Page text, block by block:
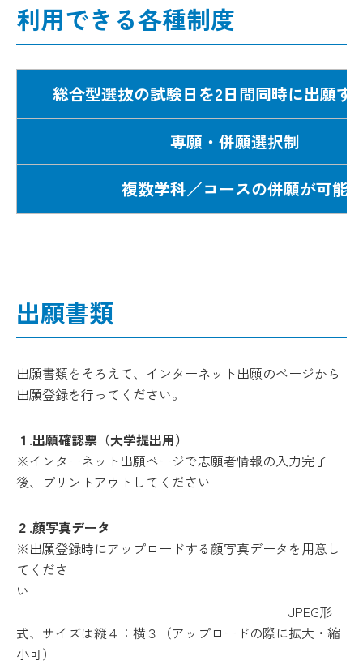
利用できる各種制度
総合型選抜の試験日を2日間同時に出願す
専願・併願選択制
複数学科／コースの併願が可能
出願書類
出願書類をそろえて、インターネット出願のページから
出願登録を行ってください。
１.出願確認票（大学提出用）
※インターネット出願ページで志願者情報の入力完了
後、プリントアウトしてください
２.顔写真データ
※出願登録時にアップロードする顔写真データを用意し
てくださ
い
JPEG形
式、サイズは縦４：横３（アップロードの際に拡大・縮
小可）